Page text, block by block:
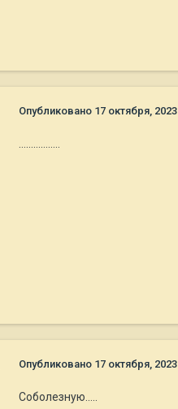
Опубликовано 17 октября, 2023
……………..
Опубликовано 17 октября, 2023
Соболезную…..